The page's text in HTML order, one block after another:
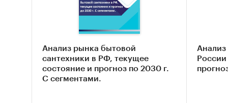
Анализ рынка бытовой
сантехники в РФ, текущее
состояние и прогноз по 2030 г.
С сегментами.